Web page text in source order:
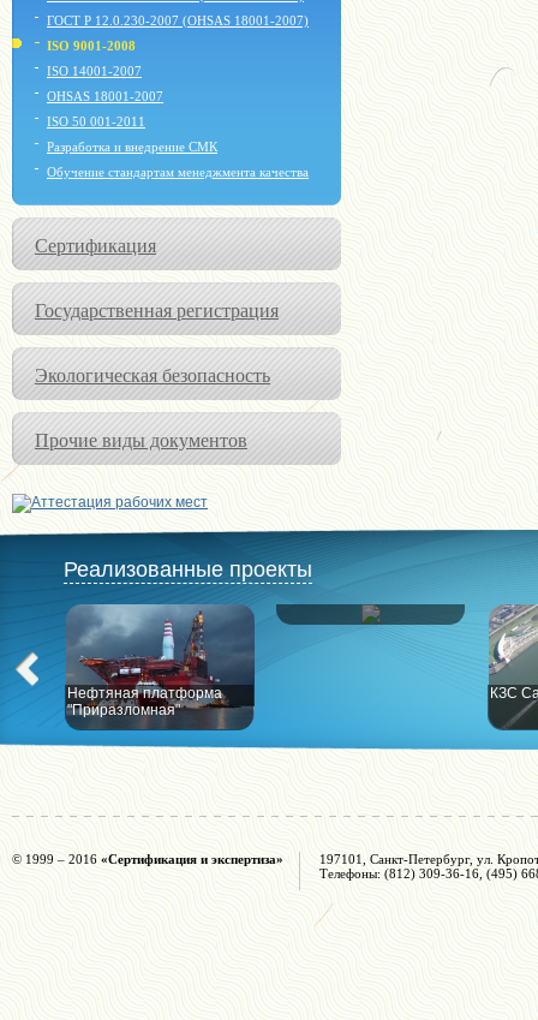
ГОСТ Р 12.0.230-2007 (OHSAS 18001-2007)
ISO 9001-2008
ISO 14001-2007
OHSAS 18001-2007
ISO 50 001-2011
Разработка и внедрение СМК
Обучение стандартам менеджмента качества
Сертификация
Государственная регистрация
Экологическая безопасность
Прочие виды документов
Реализованные проекты
Нефтяная платформа
"Приразломная"
РПК "Высоцк"
КЗС
© 1999 – 2016 «Сертификация и экспертиза»
197101, Санкт-Петербург, ул.
Телефоны: (812) 309-36-16, (495)